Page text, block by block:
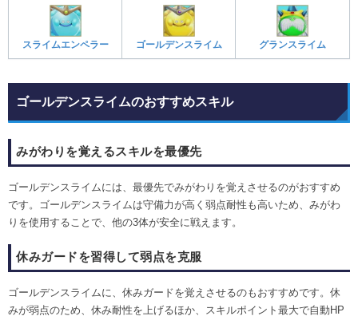
スライムエンペラー ゴールデンスライム グランスライム
ゴールデンスライムのおすすめスキル
みがわりを覚えるスキルを最優先
ゴールデンスライムには、最優先でみがわりを覚えさせるのがおすすめ
です。ゴールデンスライムは守備力が高く弱点耐性も高いため、みがわ
りを使用することで、他の3体が安全に戦えます。
休みガードを習得して弱点を克服
ゴールデンスライムに、休みガードを覚えさせるのもおすすめです。休
みが弱点のため、休み耐性を上げるほか、スキルポイント最大で自動HP